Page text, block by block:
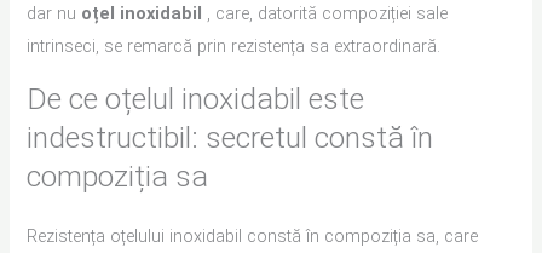
dar nu oțel inoxidabil , care, datorită compoziției sale
intrinseci, se remarcă prin rezistența sa extraordinară.
De ce oțelul inoxidabil este
indestructibil: secretul constă în
compoziția sa
Rezistența oțelului inoxidabil constă în compoziția sa, care